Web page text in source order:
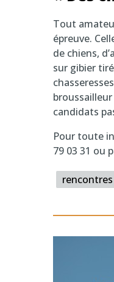
Tout
épreuve.
de chiens,
sur gibier
candidats
Pour toute
79 03 31 ou